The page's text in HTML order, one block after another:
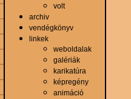
volt
archiv
vendégkönyv
linkek
weboldalak
galériák
karikatúra
képregény
animáció